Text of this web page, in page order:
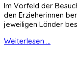
Im Vorfeld der
den Erzieherinnen
jeweiligen Länder
Weiterlesen ...